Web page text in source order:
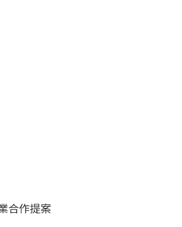
合作提案